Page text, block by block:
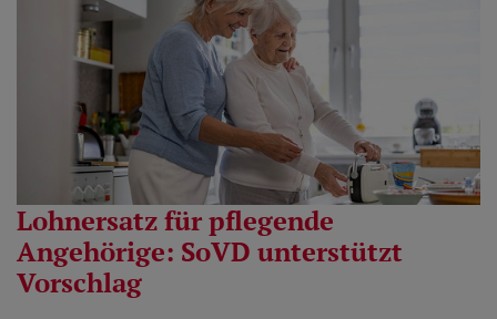
Lohnersatz für pflegende
Angehörige: SoVD unterstützt
Vorschlag